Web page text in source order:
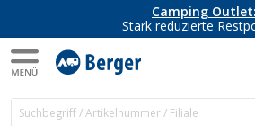
Camping Outlet:
Stark reduzierte